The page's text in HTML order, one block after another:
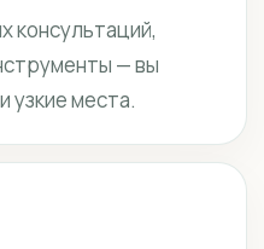
консультаций,
— вы
узкие места.